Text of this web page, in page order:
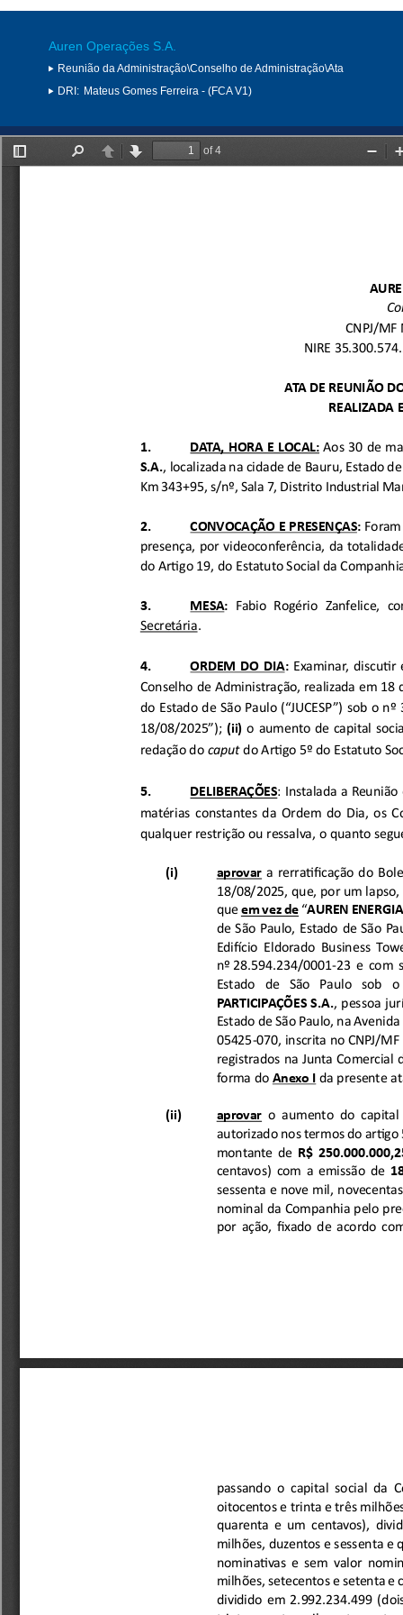
Auren Operações S.A.
Reunião da Administração\Conselho de Administração\Ata
DRI: Mateus Gomes Ferreira - (FCA V1)